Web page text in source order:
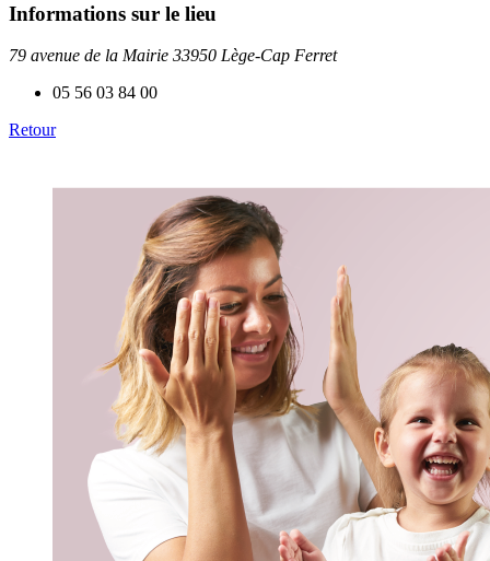
Informations sur le lieu
79 avenue de la Mairie 33950 Lège-Cap Ferret
05 56 03 84 00
Retour